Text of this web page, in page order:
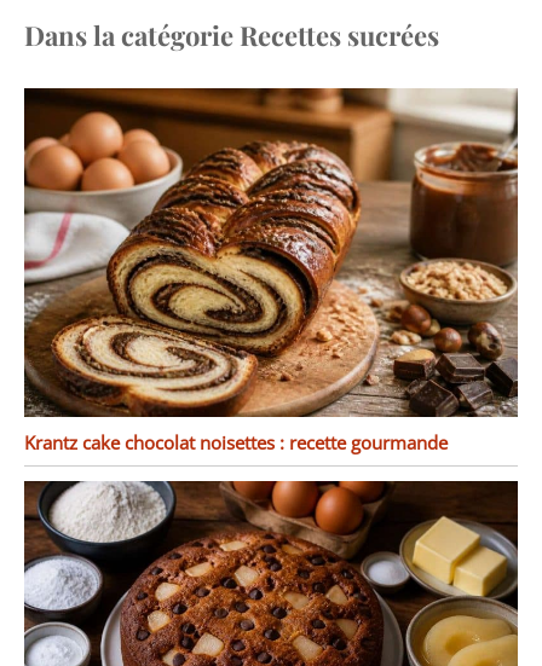
Dans la catégorie Recettes sucrées
Krantz cake chocolat noisettes : recette gourmande